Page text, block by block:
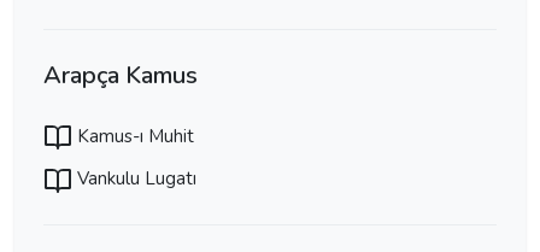
Arapça Kamus
Kamus-ı Muhit
Vankulu Lugatı